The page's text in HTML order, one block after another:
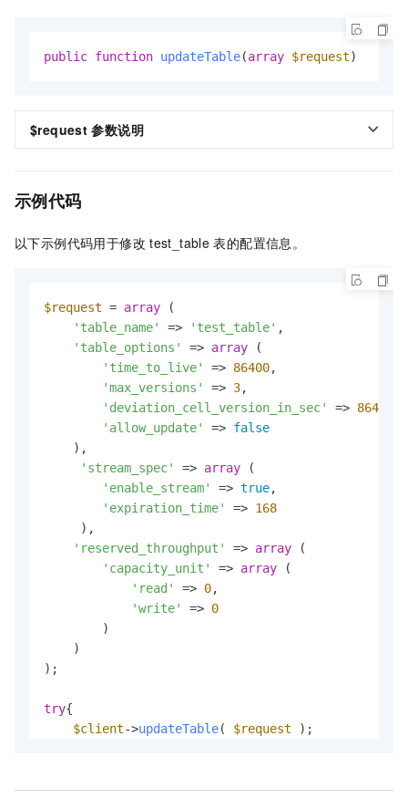
public function updateTable(array $request)
$request 参数说明
示例代码
以下示例代码用于修改 test_table 表的配置信息。
$request = array (
'table_name'
=> 'test_table' ,
'table_options'
=> array (
'time_to_live'
=> 86400,
'max_versions'
=> 3,
'deviation_cell_version_in_sec'
=> 86400
'allow_update'
=> false
    ),
'stream_spec'
=> array (
'enable_stream'
=> true,
'expiration_time'
=> 168
     ),
'reserved_throughput'
=> array (
'capacity_unit'
=> array (
'read'
=> 0,
'write'
=> 0
        )
    )
);
try{
$client->updateTable( $request );
echo "Update table failed.";